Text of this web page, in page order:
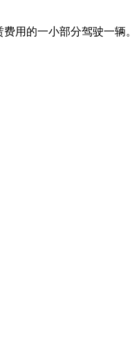
用的一小部分驾驶一辆。